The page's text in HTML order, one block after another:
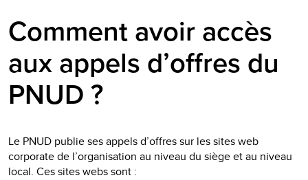
Comment avoir accès
aux appels d’offres du
PNUD ?
Le PNUD publie ses appels d’offres sur les sites web
corporate de l’organisation au niveau du siège et au niveau
local. Ces sites webs sont :